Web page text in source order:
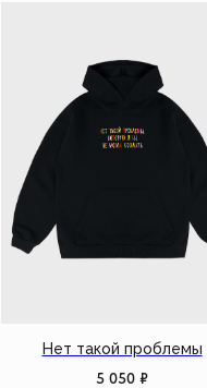
Нет такой проблемы
5 050 ₽